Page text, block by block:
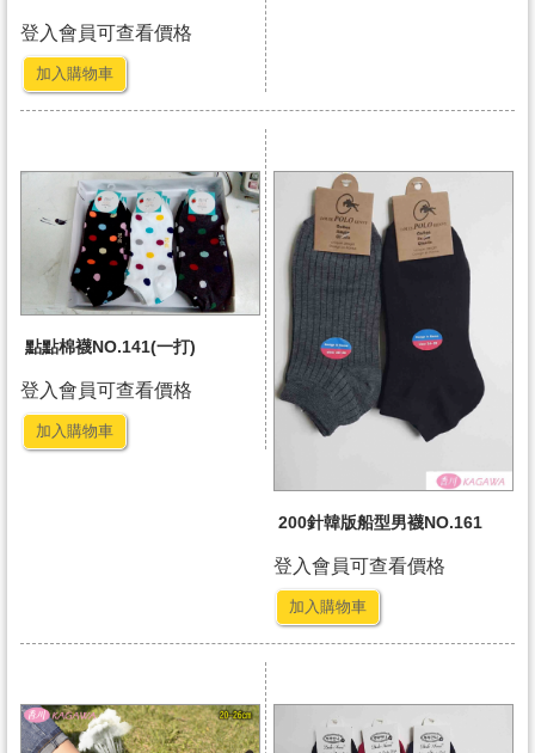
登入會員可查看價格
加入購物車
點點棉襪NO.141(一打)
登入會員可查看價格
加入購物車
200針韓版船型男襪NO.161
登入會員可查看價格
加入購物車